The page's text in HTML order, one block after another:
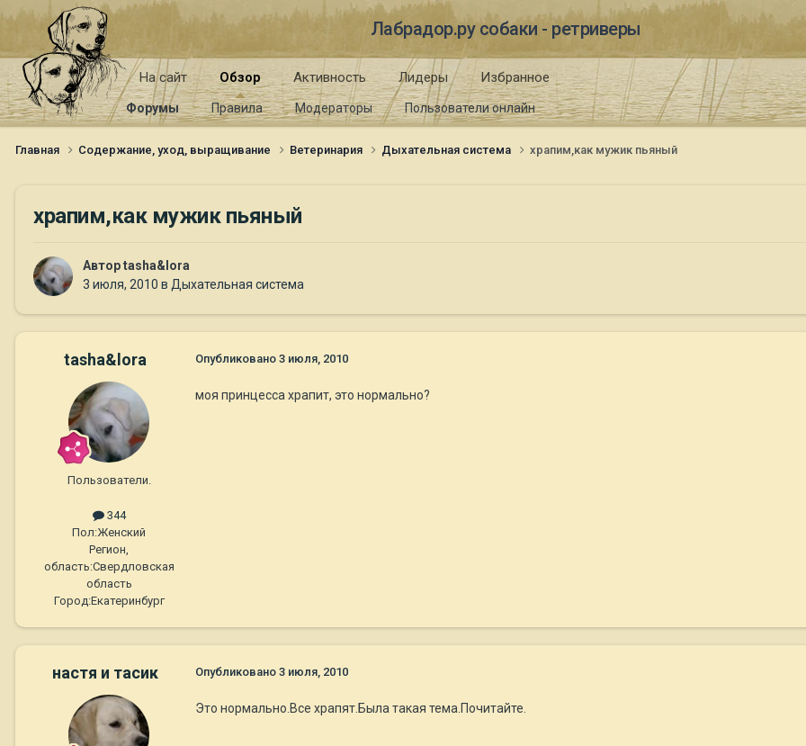
Лабрадор.ру собаки - ретриверы
На сайт Обзор
Форумы Правила Модераторы Пользователи онлайн
Активность Лидеры Избранное
Главная Содержание, уход, выращивание Ветеринария Дыхательная система храпим,как мужик пьяный
храпим,как мужик пьяный
Авторtasha&lora
3 июля, 2010 в Дыхательная система
tasha&lora
Пользователи.
344
Пол:Женский
Регион,
область:Свердловская
область
Город:Екатеринбург
Опубликовано 3 июля, 2010
моя принцесса храпит, это нормально?
настя и тасик Опубликовано 3 июля, 2010
Это нормально.Все храпят.Была такая тема.Почитайте.